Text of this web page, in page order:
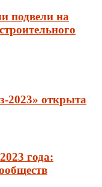
подвели на
2023» открыта
года: